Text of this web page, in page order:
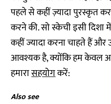
पहले से कहीं ज़्यादा पुरस्कृत
करने की. सो स्केची इसी
कहीं ज्यादा करना चाहते हैं
आवश्यक है, क्योंकि हम केवल
हमारासहयोगकरें:
Also see